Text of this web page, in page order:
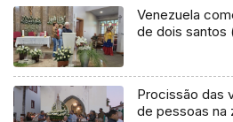
Venezuela
de dois santos
Procissão das
de pessoas na